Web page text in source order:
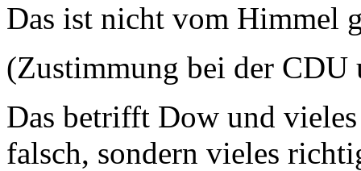
Das ist nicht vom Himmel
(Zustimmung bei der CDU
Das betrifft Dow und
falsch, sondern vieles